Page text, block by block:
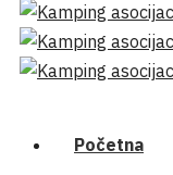
Početna